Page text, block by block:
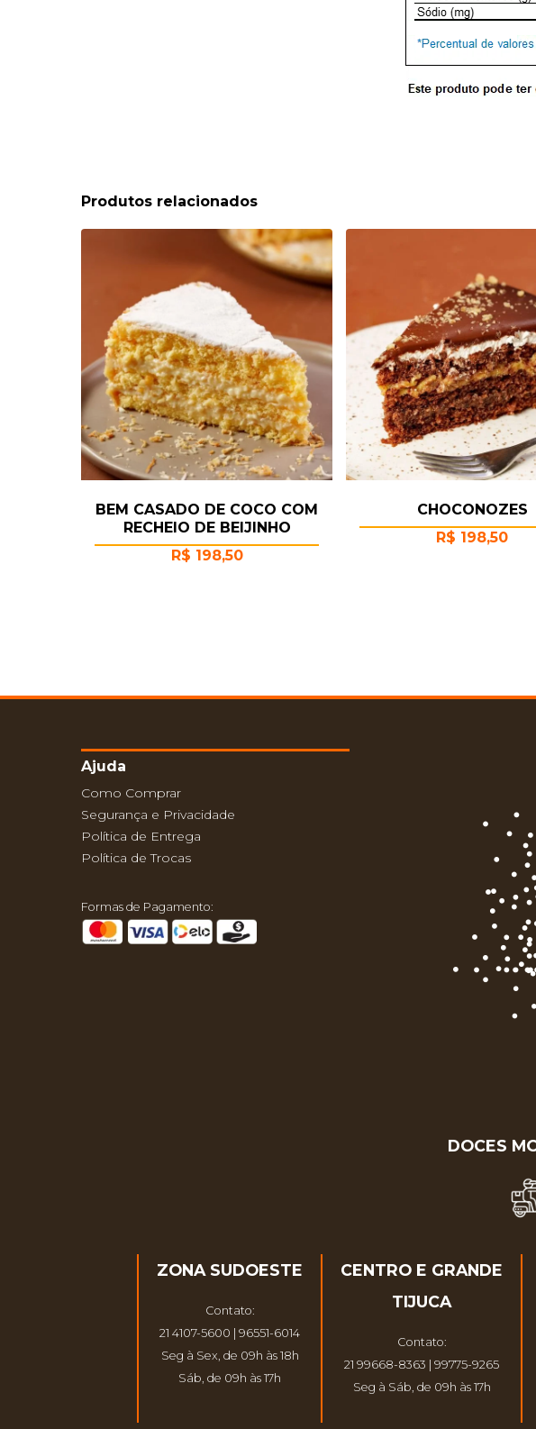
Produtos relacionados
BEM CASADO DE COCO COM
RECHEIO DE BEIJINHO
R$ 198,50
CHOCONOZES
R$ 198,50
Ajuda
Como Comprar
Segurança e Privacidade
Política de Entrega
Política de Trocas
Formas de Pagamento:
DOCES
ZONA SUDOESTE
Contato:
21 4107-5600 | 96551-6014
Seg à Sex, de 09h às 18h
Sáb, de 09h às 17h
CENTRO E GRANDE
TIJUCA
Contato:
21 99668-8363 | 99775-9265
Seg à Sáb, de 09h às 17h